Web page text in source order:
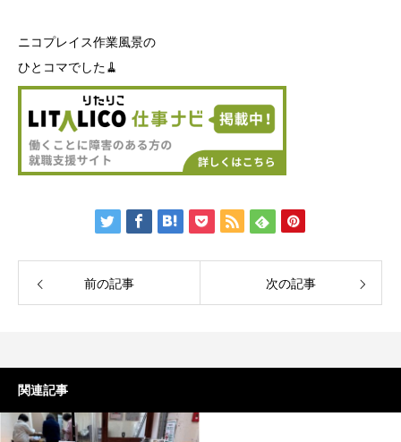
ニコプレイス作業風景の
ひとコマでした🧹
前の記事 次の記事
関連記事